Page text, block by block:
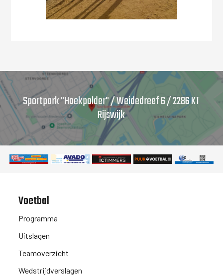
Sportpark "Hoekpolder" / Weidedreef 6 / 2286 KT
Rijswijk
Voetbal
Programma
Uitslagen
Teamoverzicht
Wedstrijdverslagen